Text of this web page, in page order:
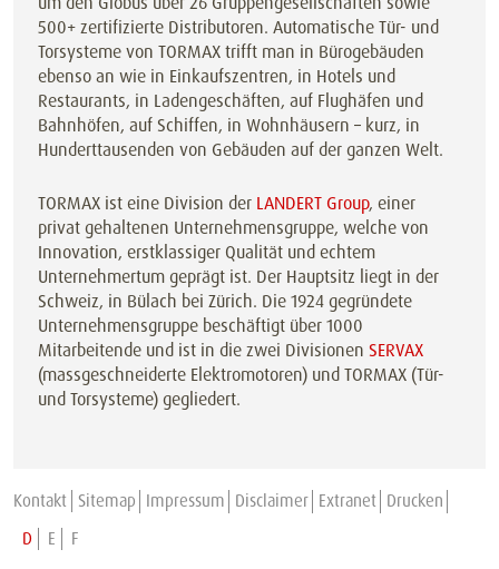
500+ zertifizierte Distributoren. Automatische Tür- und
Torsysteme von TORMAX trifft man in Bürogebäuden
ebenso an wie in Einkaufszentren, in Hotels und
Restaurants, in Ladengeschäften, auf Flughäfen und
Bahnhöfen, auf Schiffen, in Wohnhäusern – kurz, in
Hunderttausenden von Gebäuden auf der ganzen Welt.
TORMAX ist eine Division der LANDERT Group, einer
privat gehaltenen Unternehmensgruppe, welche von
Innovation, erstklassiger Qualität und echtem
Unternehmertum geprägt ist. Der Hauptsitz liegt in der
Schweiz, in Bülach bei Zürich. Die 1924 gegründete
Unternehmensgruppe beschäftigt über 1000
Mitarbeitende und ist in die zwei Divisionen SERVAX
(massgeschneiderte Elektromotoren) und TORMAX (Tür-
und Torsysteme) gegliedert.
Kontakt Sitemap Impressum Disclaimer Extranet Drucken
D
E F